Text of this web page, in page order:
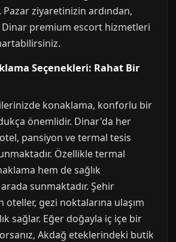
ziyaretinizin ardından,
premium escort hizmetleri
Seçenekleri: Rahat Bir
konaklama, konforlu bir
önemlidir. Dinar'da her
pansiyon ve termal tesis
Özellikle termal
hem de sağlık
sunmaktadır. Şehir
oteller, gezi noktalarına ulaşım
sağlar. Eğer doğayla iç içe bir
Akdağ eteklerindeki butik